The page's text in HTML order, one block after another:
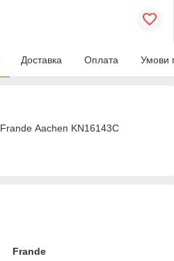
Доставка Оплата Умови
Frande Аасһеп KN16143C
Frande